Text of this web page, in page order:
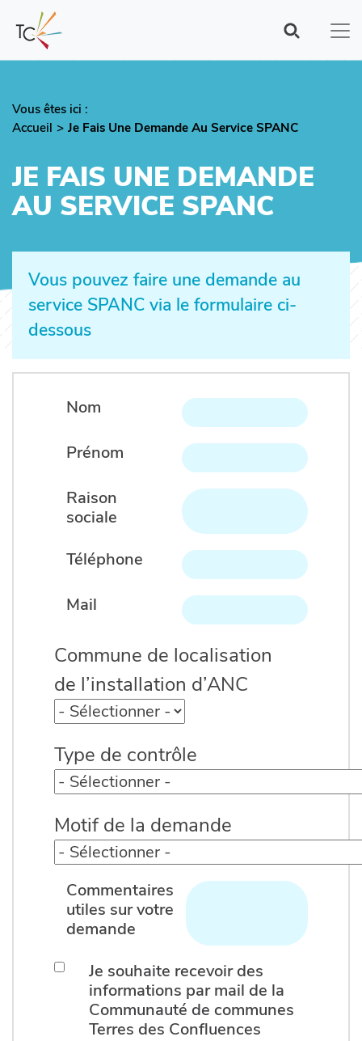
contenu
principal
Vous êtes ici :
Fil
Accueil Je Fais Une Demande Au Service SPANC
JE FAIS UNE DEMANDE
AU SERVICE SPANC
Vous pouvez faire une demande au
service SPANC via le formulaire ci-
dessous
Nom
Prénom
Raison
sociale
Téléphone
Mail
Commune de localisation
de l’installation d’ANC
Commune de localisation de
d’ANC
Type de contrôle
Type de contrôle
Motif de la demande
Motif de la demande
Commentaires
utiles sur votre
demande
Je souhaite recevoir des
informations par mail de la
Communauté de communes
Terres des Confluences